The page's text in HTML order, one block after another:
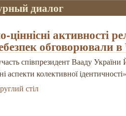
диалог
ціннісні активності
обговорювали
співпрезидент Вааду
аспекти колективної
стіл